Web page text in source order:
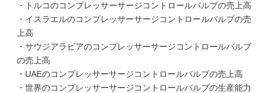
・トルコのコンプレッサーサージコントロールバルブの売上高
・イスラエルのコンプレッサーサージコントロールバルブの売
上高
・サウジアラビアのコンプレッサーサージコントロールバルブ
の売上高
・UAEのコンプレッサーサージコントロールバルブの売上高
・世界のコンプレッサーサージコントロールバルブの生産能力